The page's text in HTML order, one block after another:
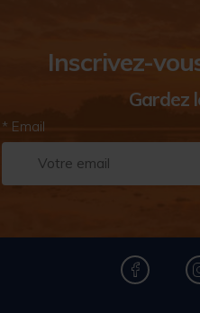
Inscrivez-
Gardez
* Email